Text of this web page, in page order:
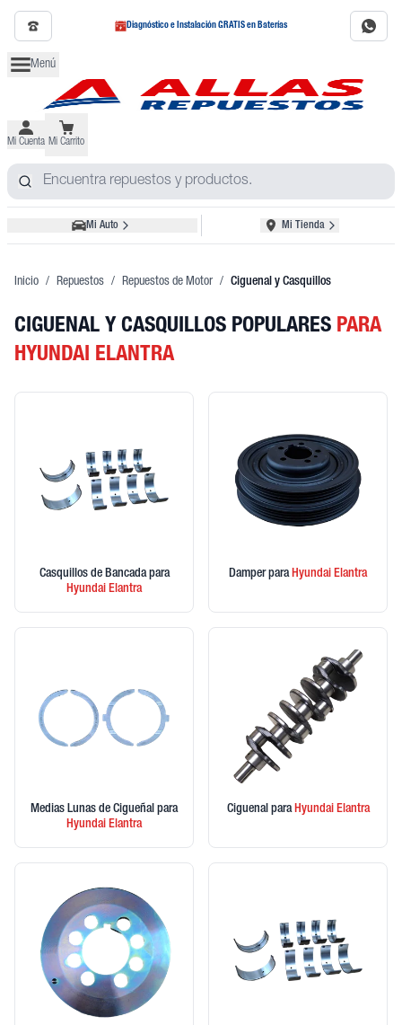
Diagnóstico e Instalación GRATIS en Baterías
Menú
Mi Cuenta Mi Carrito
Mi Auto Mi Tienda
Inicio / Repuestos / Repuestos de Motor / Ciguenal y Casquillos
CIGUENAL Y CASQUILLOS POPULARES PARA
HYUNDAI ELANTRA
Casquillos de Bancada para
Hyundai Elantra
Damper paraHyundai Elantra
Medias Lunas de Cigueñal para
Hyundai Elantra
Ciguenal paraHyundaiElantra